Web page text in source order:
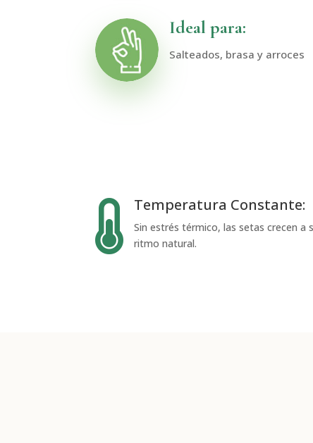
Ideal para:
Salteados, brasa y arroces
 Temperatura Constante:
Sin estrés térmico, las setas crecen a
ritmo natural.